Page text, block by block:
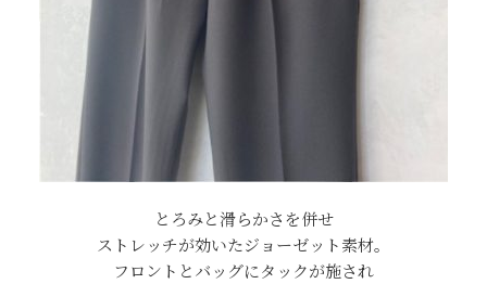
とろみと滑らかさを併せ
ストレッチが効いたジョーゼット素材。
フロントとバッグにタックが施され